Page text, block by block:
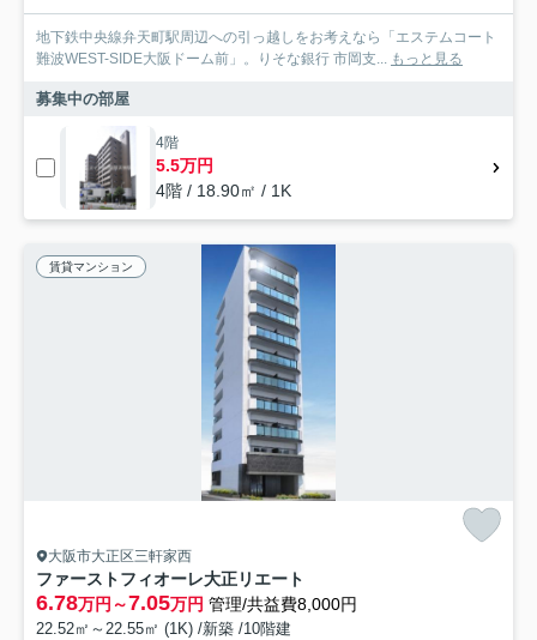
地下鉄中央線弁天町駅周辺への引っ越しをお考えなら「エステムコート
難波WEST-SIDE大阪ドーム前」。りそな銀行 市岡支... もっと見る
募集中の部屋
4階
5.5万円
4階 / 18.90㎡ / 1K
賃貸マンション
大阪市大正区三軒家西
ファーストフィオーレ大正リエート
6.78万円～7.05万円 管理/共益費8,000円
22.52㎡～22.55㎡ (1K) /新築 /10階建